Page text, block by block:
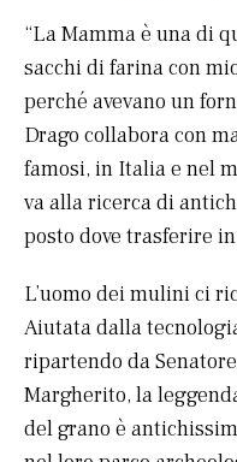
“La Mamma è una di
sacchi di farina con
perché avevano un
Drago collabora con
famosi, in Italia e nel
va alla ricerca di
posto dove trasferire
L’uomo dei mulini ci
Aiutata dalla
ripartendo da
Margherito, la
del grano è